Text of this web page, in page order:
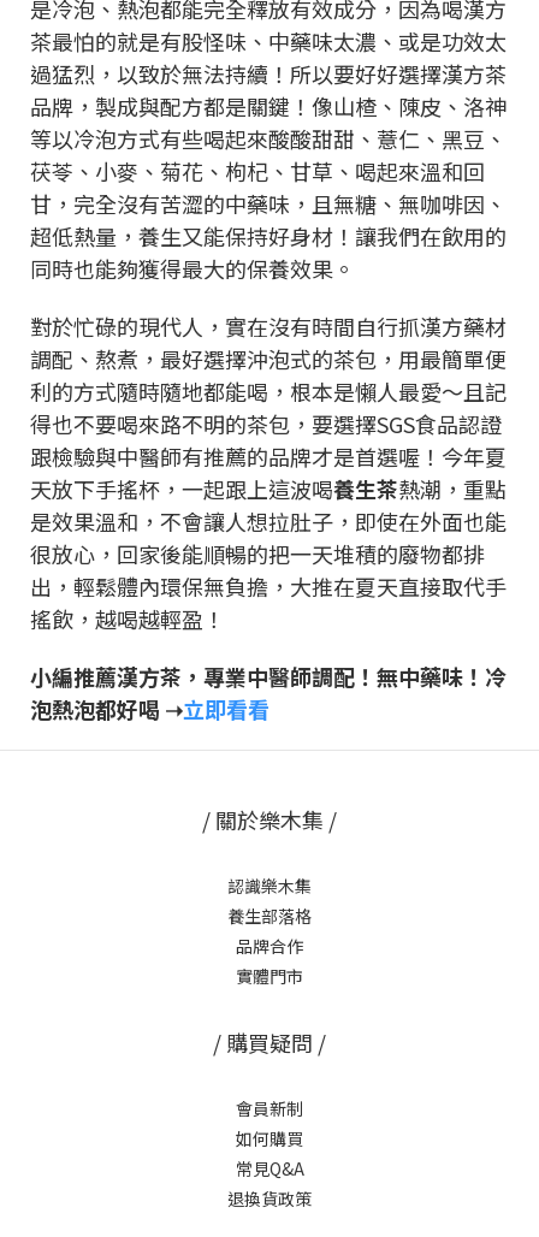
是冷泡、熱泡都能完全釋放有效成分，因為喝漢方
茶最怕的就是有股怪味、中藥味太濃、或是功效太
過猛烈，以致於無法持續！所以要好好選擇漢方茶
品牌，製成與配方都是關鍵！像山楂、陳皮、洛神
等以冷泡方式有些喝起來酸酸甜甜、薏仁、黑豆、
茯苓、小麥、菊花、枸杞、甘草、喝起來溫和回
甘，完全沒有苦澀的中藥味，且無糖、無咖啡因、
超低熱量，養生又能保持好身材！讓我們在飲用的
同時也能夠獲得最大的保養效果。
對於忙碌的現代人，實在沒有時間自行抓漢方藥材
調配、熬煮，最好選擇沖泡式的茶包，用最簡單便
利的方式隨時隨地都能喝，根本是懶人最愛～且記
得也不要喝來路不明的茶包，要選擇SGS食品認證
跟檢驗與中醫師有推薦的品牌才是首選喔！ 今年夏
天放下手搖杯，一起跟上這波喝養生茶熱潮，重點
是效果溫和，不會讓人想拉肚子，即使在外面也能
很放心，回家後能順暢的把一天堆積的廢物都排
出，輕鬆體內環保無負擔，大推在夏天直接取代手
搖飲，越喝越輕盈！
小編推薦漢方茶，專業中醫師調配！無中藥味！冷
泡熱泡都好喝 ➝立即看看
/ 關於樂木集 /
認識樂木集
養生部落格
品牌合作
實體門市
/ 購買疑問 /
會員新制
如何購買
常見Q&A
退換貨政策